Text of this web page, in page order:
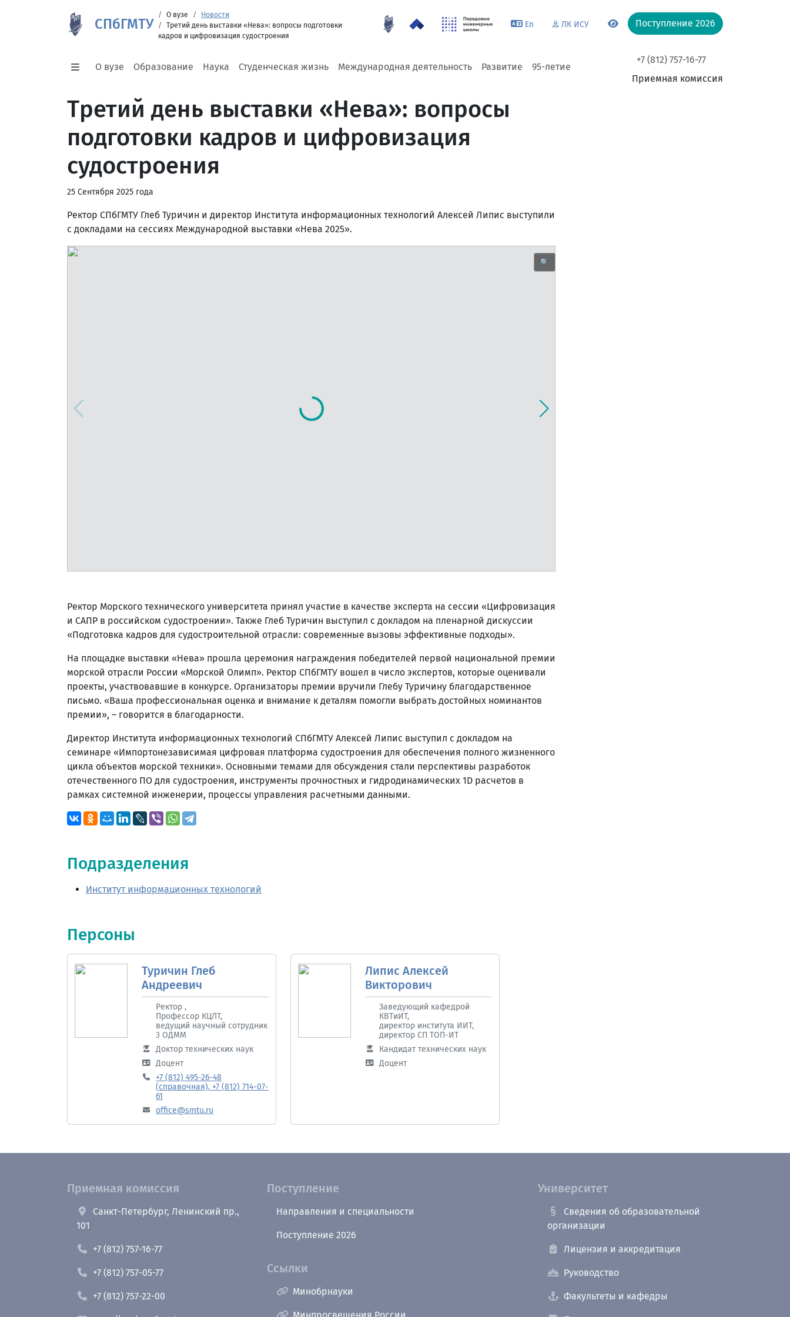
СПбГМТУ
О вузе
Новости
Третий день выставки «Нева»: вопросы подготовки
кадров и цифровизация судостроения
En ЛК ИСУ Поступление 2026
О вузе Образование Наука Студенческая жизнь Международная деятельность Развитие 95-летие
+7 (812) 757-16-77
Приемная комиссия
Третий день выставки «Нева»: вопросы
подготовки кадров и цифровизация
судостроения
25 Сентября 2025 года
Ректор СПбГМТУ Глеб Туричин и директор Института информационных технологий Алексей Липис выступили
с докладами на сессиях Международной выставки «Нева 2025».
🔍
Ректор Морского технического университета принял участие в качестве эксперта на сессии «Цифровизация
и САПР в российском судостроении». Также Глеб Туричин выступил с докладом на пленарной дискуссии
«Подготовка кадров для судостроительной отрасли: современные вызовы эффективные подходы».
На площадке выставки «Нева» прошла церемония награждения победителей первой национальной премии
морской отрасли России «Морской Олимп». Ректор СПбГМТУ вошел в число экспертов, которые оценивали
проекты, участвовавшие в конкурсе. Организаторы премии вручили Глебу Туричину благодарственное
письмо. «Ваша профессиональная оценка и внимание к деталям помогли выбрать достойных номинантов
премии», – говорится в благодарности.
Директор Института информационных технологий СПбГМТУ Алексей Липис выступил с докладом на
семинаре «Импортонезависимая цифровая платформа судостроения для обеспечения полного жизненного
цикла объектов морской техники». Основными темами для обсуждения стали перспективы разработок
отечественного ПО для судостроения, инструменты прочностных и гидродинамических 1D расчетов в
рамках системной инженерии, процессы управления расчетными данными.
Подразделения
Институт информационных технологий
Персоны
Туричин Глеб
Андреевич
Ректор ,
Профессор КЦЛТ,
ведущий научный сотрудник
3 ОДММ
Доктор технических наук
Доцент
+7 (812) 495-26-48
(справочная), +7 (812) 714-07-
61
office@smtu.ru
Липис Алексей
Викторович
Заведующий кафедрой
КВТиИТ,
директор института ИИТ,
директор СП ТОП-ИТ
Кандидат технических наук
Доцент
Приемная комиссия
Санкт-Петербург, Ленинский пр.,
101
+7 (812) 757-16-77
+7 (812) 757-05-77
+7 (812) 757-22-00
Поступление
Направления и специальности
Поступление 2026
Ссылки
Минобрнауки
Университет
Сведения об образовательной
организации
Лицензия и аккредитация
Руководство
Факультеты и кафедры